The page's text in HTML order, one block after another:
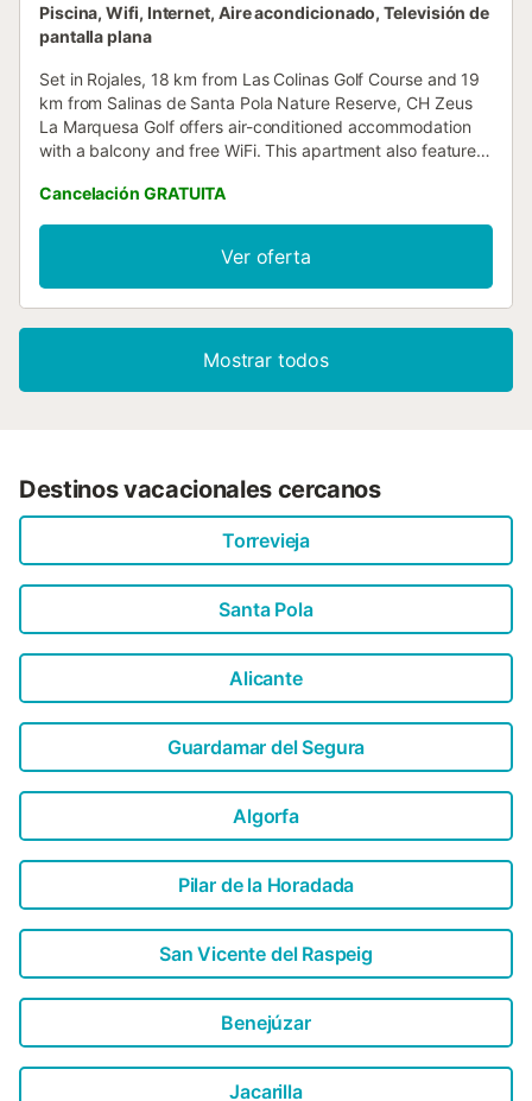
Piscina, Wifi, Internet, Aire acondicionado, Televisión de
pantalla plana
Set in Rojales, 18 km from Las Colinas Golf Course and 19
km from Salinas de Santa Pola Nature Reserve, CH Zeus
La Marquesa Golf offers air-conditioned accommodation
with a balcony and free WiFi. This apartment also features
Cancelación GRATUITA
Ver oferta
Mostrar todos
Destinos vacacionales cercanos
Torrevieja
Santa Pola
Alicante
Guardamar del Segura
Algorfa
Pilar de la Horadada
San Vicente del Raspeig
Benejúzar
Jacarilla